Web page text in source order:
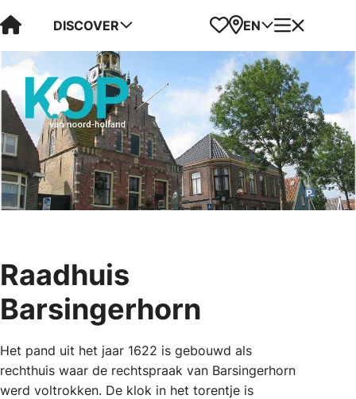
Visit Kop van Holland
DISCOVER Favorites
Map
EN Menu
Raadhuis
Barsingerhorn
Het pand uit het jaar 1622 is gebouwd als
rechthuis waar de rechtspraak van Barsingerhorn
werd voltrokken. De klok in het torentje is